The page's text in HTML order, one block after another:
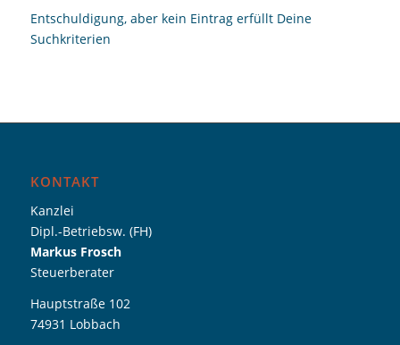
Entschuldigung, aber kein Eintrag erfüllt Deine
Suchkriterien
KONTAKT
Kanzlei
Dipl.-Betriebsw. (FH)
Markus Frosch
Steuerberater
Hauptstraße 102
74931 Lobbach